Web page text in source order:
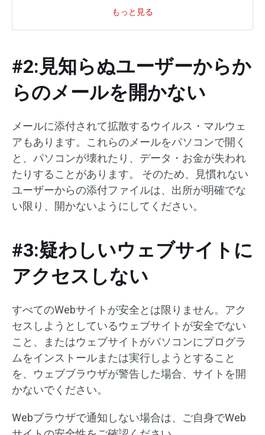
もっと見る
#2:見知らぬユーザーからか
らのメールを開かない
メールに添付されて拡散するウイルス・マルウェ
アもあります。これらのメールをパソコンで開く
と、パソコンが壊れたり、データ・お金が失われ
たりすることがあります。 そのため、見慣れない
ユーザーからの添付ファイルは、出所が明確でな
い限り、開かないようにしてください。
#3:疑わしいウェブサイトに
アクセスしない
すべてのWebサイトが安全とは限りません。アク
セスしようとしているウェブサイトが安全でない
こと、またはウェブサイトがパソコンにプログラ
ムをインストールまたは実行しようとすること
を、ウェブブラウザが警告した場合、サイトを開
かないでください。
Webブラウザで通知しない場合は、ご自身でWeb